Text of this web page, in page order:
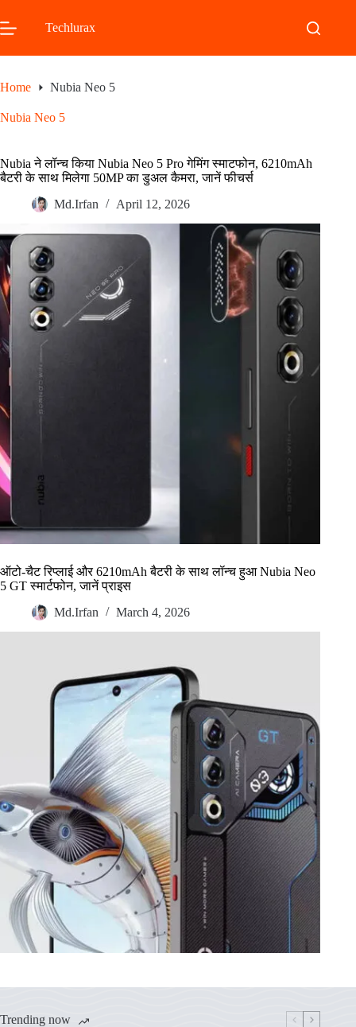
to
content
Techlurax
Home Nubia Neo 5
Nubia Neo 5
Nubia ने लॉन्च किया Nubia Neo 5 Pro गेमिंग स्माटफोन, 6210mAh
बैटरी के साथ मिलेगा 50MP का डुअल कैमरा, जानें फीचर्स
Md.Irfan
April 12, 2026
ऑटो-चैट रिप्लाई और 6210mAh बैटरी के साथ लॉन्च हुआ Nubia Neo
5 GT स्मार्टफोन, जानें प्राइस
Md.Irfan
March 4, 2026
Trending now